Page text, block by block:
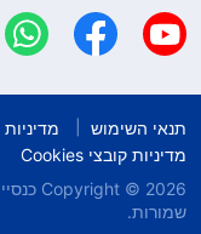
תנאי השימוש
מדיניות קובצי Cookies
Copyright © 2026
שמורות.